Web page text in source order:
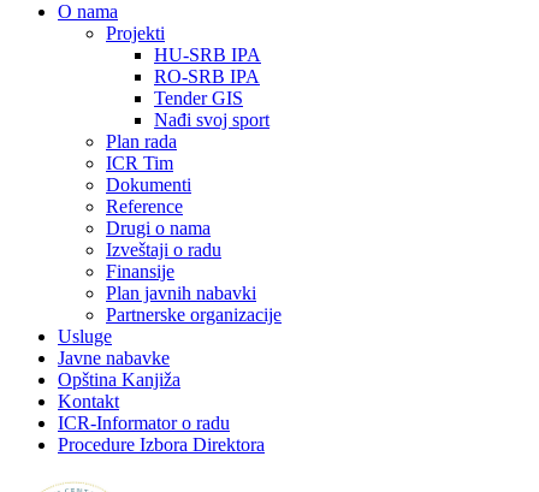
О nama
Projekti
HU-SRB IPA
RO-SRB IPA
Tender GIS
Nađi svoj sport
Plan rada
ICR Tim
Dokumenti
Reference
Drugi o nama
Izveštaji o radu
Finansije
Plan javnih nabavki
Partnerske organizacije
Usluge
Javne nabavke
Opština Kanjiža
Kontakt
ICR-Informator o radu
Procedure Izbora Direktora